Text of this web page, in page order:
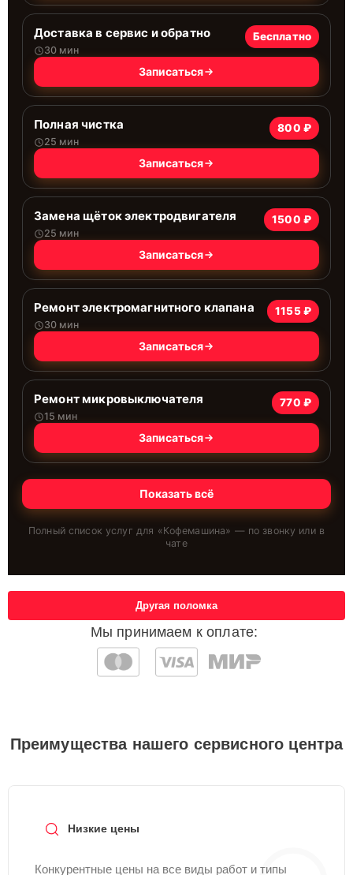
Доставка в сервис и обратно
30 мин
Бесплатно
Записаться
Полная чистка
25 мин
800 ₽
Записаться
Замена щёток электродвигателя
25 мин
1500 ₽
Записаться
Ремонт электромагнитного клапана
30 мин
1155 ₽
Записаться
Ремонт микровыключателя
15 мин
770 ₽
Записаться
Показать всё
Полный список услуг для «Кофемашина» — по звонку или в
чате
Мы принимаем к оплате:
Другая поломка
Преимущества нашего сервисного центра
Низкие цены
Конкурентные цены на все виды работ и типы